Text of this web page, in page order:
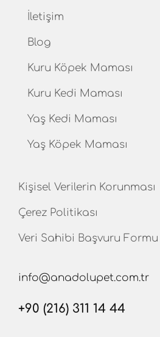
İletişim
Blog
Kuru Köpek Maması
Kuru Kedi Maması
Yaş Kedi Maması
Yaş Köpek Maması
Kişisel Verilerin Korunması
Çerez Politikası
Veri Sahibi Başvuru Formu
info@anadolupet.com.tr
+90 (216) 311 14 44